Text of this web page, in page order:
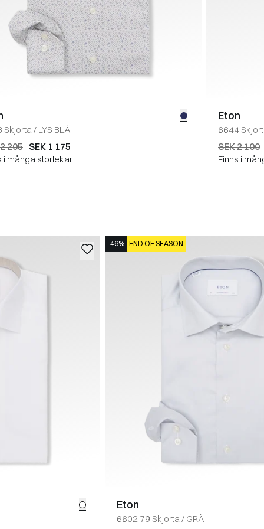
Skjorta / LYS BLÅ
205 SEK 1 175
i många storlekar
Eton
6644
SEK 2 100
Finns i
-46% END OF SEASON
Eton
6602 79 Skjorta / GRÅ